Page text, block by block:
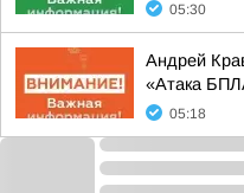
05:30
Андрей
«Атака
05:18